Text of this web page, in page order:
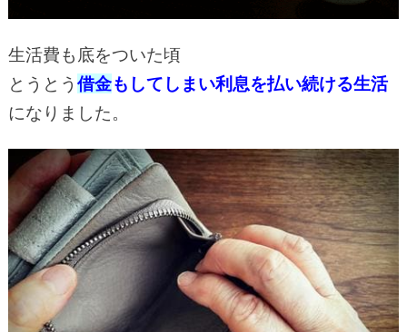
生活費も底をついた頃
とうとう 借金もしてしまい利息を払い続ける生活
になりました。